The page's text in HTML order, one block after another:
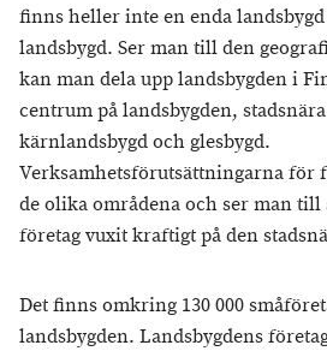
finns heller inte en enda
landsbygd. Ser man till den
kan man dela upp landsbygden i
centrum på landsbygden,
kärnlandsbygd och glesbygd.
Verksamhetsförutsättningarna för
de olika områdena och ser man
företag vuxit kraftigt på den
Det finns omkring 130 000
landsbygden. Landsbygdens